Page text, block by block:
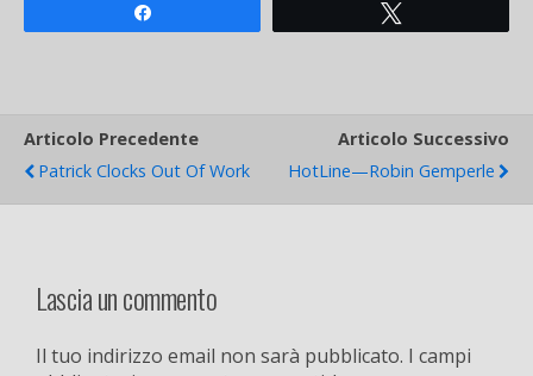
Articolo Precedente
Patrick Clocks Out Of Work
Articolo Successivo
HotLine—Robin Gemperle
Lascia un commento
Il tuo indirizzo email non sarà pubblicato. I campi